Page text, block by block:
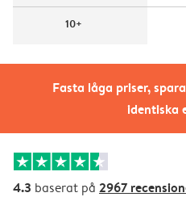
Fasta låga priser,
identiska
10+
4.3 baserat på 2967